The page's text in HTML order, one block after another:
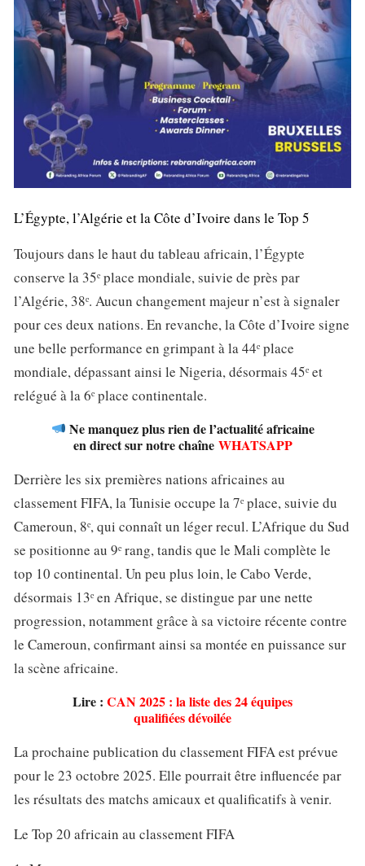
L’Égypte, l’Algérie et la Côte d’Ivoire dans le Top 5
Toujours dans le haut du tableau africain, l’Égypte
conserve la 35ᵉ place mondiale, suivie de près par
l’Algérie, 38ᵉ. Aucun changement majeur n’est à signaler
pour ces deux nations. En revanche, la Côte d’Ivoire signe
une belle performance en grimpant à la 44ᵉ place
mondiale, dépassant ainsi le Nigeria, désormais 45ᵉ et
relégué à la 6ᵉ place continentale.
Ne manquez plus rien de l’actualité africaine
en direct sur notre chaîne WHATSAPP
Derrière les six premières nations africaines au
classement FIFA, la Tunisie occupe la 7ᵉ place, suivie du
Cameroun, 8ᵉ, qui connaît un léger recul. L’Afrique du Sud
se positionne au 9ᵉ rang, tandis que le Mali complète le
top 10 continental. Un peu plus loin, le Cabo Verde,
désormais 13ᵉ en Afrique, se distingue par une nette
progression, notamment grâce à sa victoire récente contre
le Cameroun, confirmant ainsi sa montée en puissance sur
la scène africaine.
Lire : CAN 2025 : la liste des 24 équipes
qualifiées dévoilée
La prochaine publication du classement FIFA est prévue
pour le 23 octobre 2025. Elle pourrait être influencée par
les résultats des matchs amicaux et qualificatifs à venir.
Le Top 20 africain au classement FIFA